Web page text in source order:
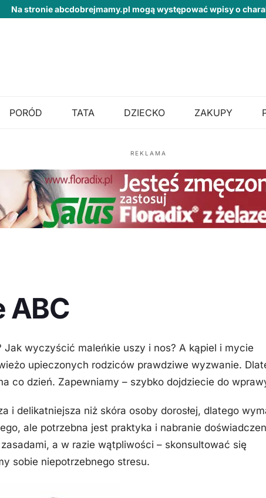
Na stronie abcdobrejmamy.pl mogą występować wpisy o
PORÓD TATA DZIECKO ZAKUPY
REKLAMA
ABC
Jak wyczyścić maleńkie uszy i nos? A kąpiel i mycie
upieczonych rodziców prawdziwe wyzwanie.
co dzień. Zapewniamy – szybko dojdziecie do
i delikatniejsza niż skóra osoby dorosłej, dlatego
ale potrzebna jest praktyka i nabranie
a w razie wątpliwości – skonsultować się
sobie niepotrzebnego stresu.